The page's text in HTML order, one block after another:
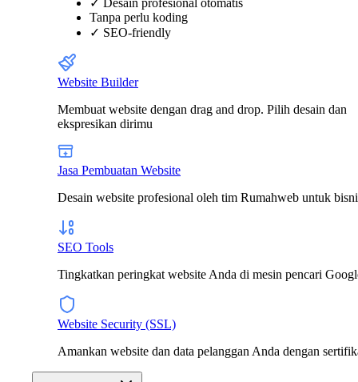
✓ Desain profesional otomatis
Tanpa perlu koding
✓ SEO-friendly
Website Builder
Membuat website dengan drag and drop. Pilih desain dan
ekspresikan dirimu
Jasa Pembuatan Website
Desain website profesional oleh tim Rumahweb untuk
SEO Tools
Tingkatkan peringkat website Anda di mesin pencari
Website Security (SSL)
Amankan website dan data pelanggan Anda dengan